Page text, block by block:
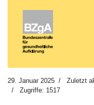
29. Januar 2025
Zuletzt
Zugriffe: 1517